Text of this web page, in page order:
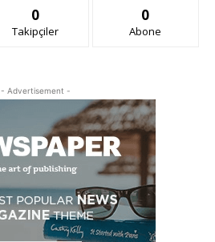
0
Takipçiler
0
Abone
- Advertisement -